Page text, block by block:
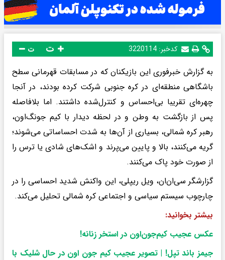
کدخبر: 3220114 ت
به گزارش خبرفوری این بازیکنان که در مسابقات قهرمانی سطح
باشگاهی منطقه‌ای در کره جنوبی شرکت کرده بودند، در آنجا
چهره‌ای تقریبا بی‌احساس و کنترل‌شده داشتند. اما بلافاصله
پس از بازگشت به وطن و در لحظه دیدار با کیم جونگ‌اون،
رهبر کره شمالی، بسیاری از آن‌ها به شدت احساساتی می‌شوند؛
گریه می‌کنند، بالا و پایین می‌پرند و اشک‌های شادی یا ترس را
از صورت خود پاک می‌کنند.
گزارشگر سی‌ان‌ان، ویل ریپلی، این واکنش شدید احساسی را در
چارچوب سیستم سیاسی و اجتماعی کره شمالی تحلیل می‌کند.
بیشتر بخوانید:
عکس عجیب کیم‌جون‌اون در استخر زنانه!
جیمز باند تپل! | تصویر عجیب کیم جون اون در حال شلیک با